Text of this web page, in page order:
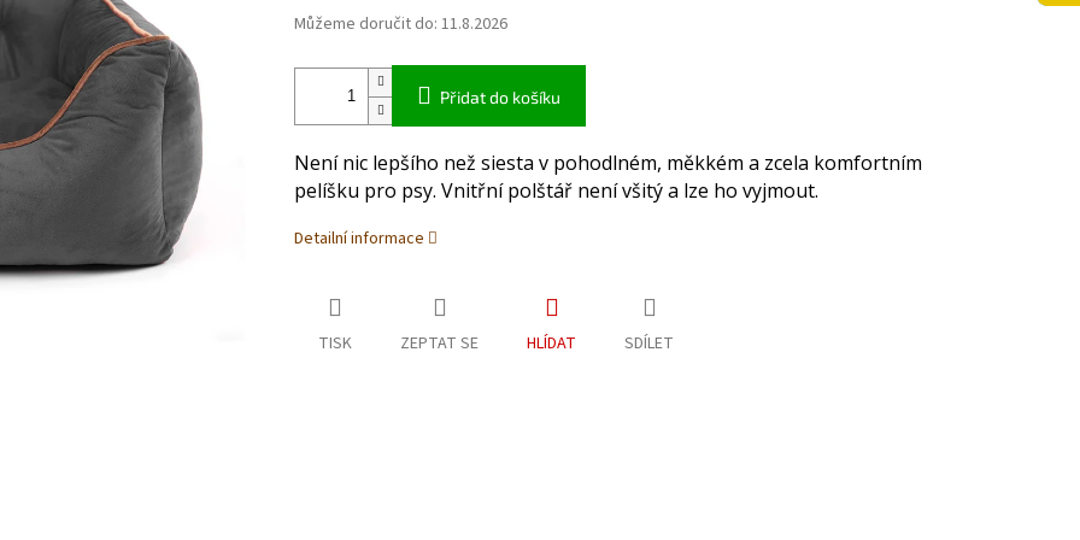
Můžeme doručit do: 11.8.2026
Přidat do košíku
Není nic lepšího než siesta v pohodlném, měkkém a zcela komfortním
pelíšku pro psy. Vnitřní polštář není všitý a lze ho vyjmout.
Detailní informace
TISK ZEPTAT SE HLÍDAT SDÍLET